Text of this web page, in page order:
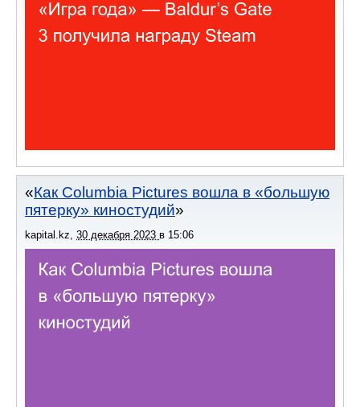
Как Columbia Pictures вошла в «большую
пятерку» киностудий
kapital.kz, 30 декабря 2023 в 15:06